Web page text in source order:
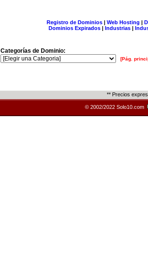
Registro de Dominios| Web Hosting |
Dominios Expirados | Industrias |
Categorías de Dominio:
[Pág.
** Precios
© 2002/2022 Solo10.com